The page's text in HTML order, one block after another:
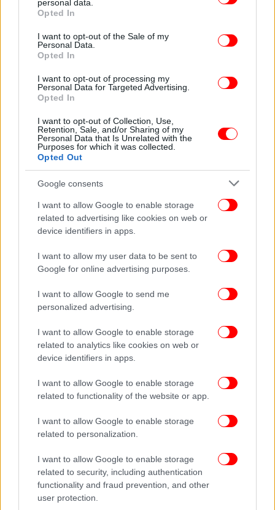
grant or deny consent to Google and its third-party tags to
use your data for below specified purposes in below Google
consent section.
personal data.
Opted In
I want to opt-out of the Sale of my
Personal Data.
Opted In
I want to opt-out of processing my
Personal Data for Targeted Advertising.
Opted In
I want to opt-out of Collection, Use,
Retention, Sale, and/or Sharing of my
Personal Data that Is Unrelated with the
Purposes for which it was collected.
Opted Out
Google consents
I want to allow Google to enable storage
related to advertising like cookies on web or
device identifiers in apps.
I want to allow my user data to be sent to
Google for online advertising purposes.
I want to allow Google to send me
personalized advertising.
I want to allow Google to enable storage
related to analytics like cookies on web or
device identifiers in apps.
I want to allow Google to enable storage
related to functionality of the website or app.
I want to allow Google to enable storage
related to personalization.
I want to allow Google to enable storage
related to security, including authentication
functionality and fraud prevention, and other
user protection.
ανάρτηση αυτή, γράφοντας: «Τι μαγική βραδιά!
Πράγματι, είναι μεγάλη τιμή που ήσασταν τόσο
μεγάλο μέρος της. Και, παρεμπιπτόντως, τα
κατάφερες με τα φορέματα των παράνυμφων. Και
πάλι μεγάλη μας τιμή! Κι εμείς σας αγαπάμε!».